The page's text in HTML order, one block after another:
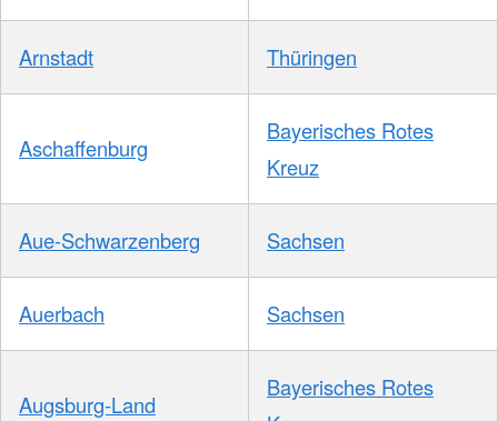
Arnstadt Thüringen
Aschaffenburg
Bayerisches Rotes
Kreuz
Aue-Schwarzenberg Sachsen
Auerbach Sachsen
Augsburg-Land
Bayerisches Rotes